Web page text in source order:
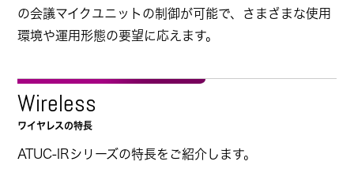
の会議マイクユニットの制御が可能で、さまざまな使用
環境や運用形態の要望に応えます。
Wireless
ワイヤレスの特長
ATUC-IRシリーズの特長をご紹介します。